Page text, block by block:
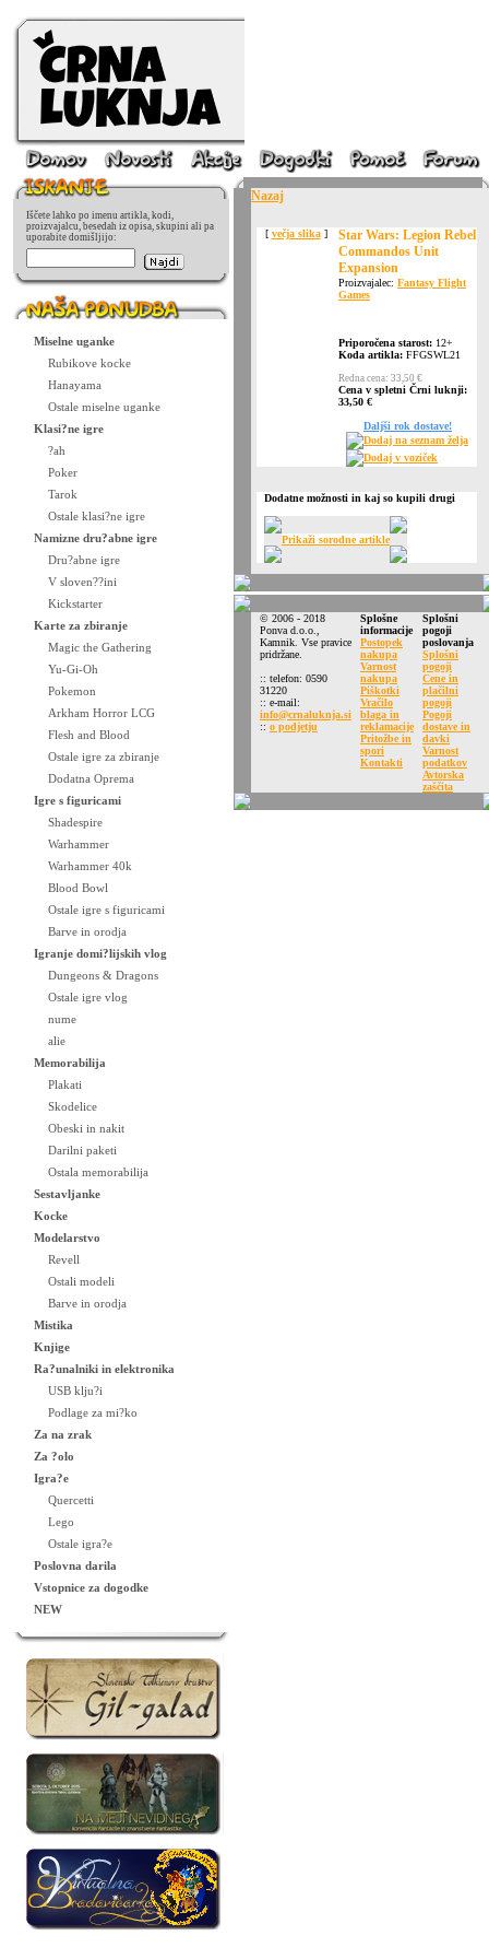
Iščete lahko po imenu artikla, kodi,
proizvajalcu, besedah iz opisa, skupini ali pa
uporabite domišljijo:
Miselne uganke
Rubikove kocke
Hanayama
Ostale miselne uganke
Klasi?ne igre
?ah
Poker
Tarok
Ostale klasi?ne igre
Namizne dru?abne igre
Dru?abne igre
V sloven??ini
Kickstarter
Karte za zbiranje
Magic the Gathering
Yu-Gi-Oh
Pokemon
Arkham Horror LCG
Flesh and Blood
Ostale igre za zbiranje
Dodatna Oprema
Igre s figuricami
Shadespire
Warhammer
Warhammer 40k
Blood Bowl
Ostale igre s figuricami
Barve in orodja
Igranje domi?lijskih vlog
Dungeons & Dragons
Ostale igre vlog
nume
alie
Memorabilija
Plakati
Skodelice
Obeski in nakit
Darilni paketi
Ostala memorabilija
Sestavljanke
Kocke
Modelarstvo
Revell
Ostali modeli
Barve in orodja
Mistika
Knjige
Ra?unalniki in elektronika
USB klju?i
Podlage za mi?ko
Za na zrak
Za ?olo
Igra?e
Quercetti
Lego
Ostale igra?e
Poslovna darila
Vstopnice za dogodke
NEW
Nazaj
[ večja slika]
Star Wars: Legion Rebel
Commandos Unit
Expansion
Proizvajalec: Fantasy Flight
Games
Priporočena starost: 12+
Koda artikla: FFGSWL21
Redna cena: 33,50 €
Cena v spletni Črni luknji:
33,50 €
Daljši rok dostave!
Dodaj na seznam želja
Dodaj v voziček
Dodatne možnosti in kaj so kupili drugi
Prikaži sorodne artikle
© 2006 - 2018
Ponva d.o.o.,
Kamnik. Vse pravice
pridržane.
:: telefon: 0590
31220
:: e-mail:
info@crnaluknja.si
:: o podjetju
Splošne
informacije
Postopek
nakupa
Varnost
nakupa
Piškotki
Vračilo
blaga in
reklamacije
Pritožbe in
spori
Kontakti
Splošni
pogoji
poslovanja
Splošni
pogoji
Cene in
plačilni
pogoji
Pogoji
dostave in
davki
Varnost
podatkov
Avtorska
zaščita